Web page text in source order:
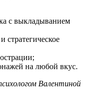
с выкладыванием
стратегическое
на любой вкус.
Валентиной